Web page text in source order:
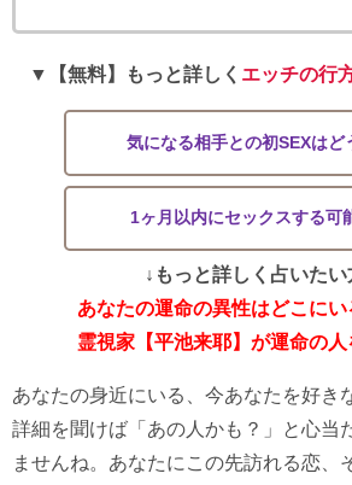
▼【無料】もっと詳しく エッチの行
気になる相手との初SEXはど
1ヶ月以内にセックスする可
↓もっと詳しく占いたい
あなたの運命の異性はどこにい
霊視家【平池来耶】が運命の
あなたの身近にいる、今あなたを好
詳細を聞けば「あの人かも？」と心当
ませんね。あなたにこの先訪れる恋、